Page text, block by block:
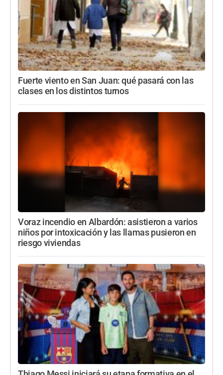
Fuerte viento en San Juan: qué pasará con las
clases en los distintos turnos
Voraz incendio en Albardón: asistieron a varios
niños por intoxicación y las llamas pusieron en
riesgo viviendas